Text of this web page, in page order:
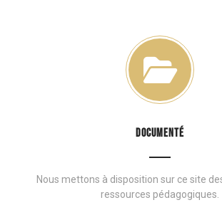
DOCUMENTÉ
Nous mettons à disposition sur ce site
ressources pédagogiques.